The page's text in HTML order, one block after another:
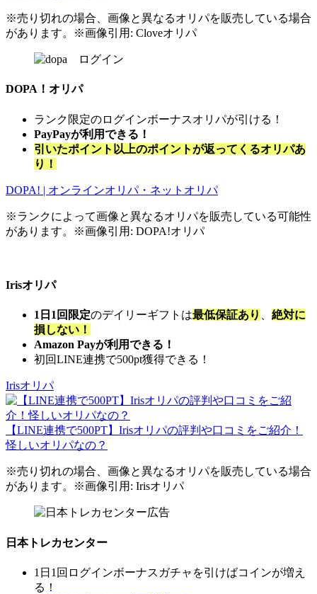
※売り切れの場合、画像と異なるオリパを販売している場合
があります。※画像引用: Cloveオリパ
DOPA！オリパ
ランク限定のログインボーナスオリパが引ける！
PayPayが利用できる！
引いたポイント以上のポイントが返ってくるオリパあ
り！
DOPA! | オンラインオリパ・ネットオリパ
※ランクによって画像と異なるオリパを販売している可能性
があります。※画像引用: DOPA!オリパ
Irisオリパ
1日1回限定のデイリーギフトは最低保証あり
絶対に
損しない！
Amazon Payが利用できる！
初回LINE連携で500pt獲得できる！
Irisオリパ
【LINE連携で500PT】Irisオリパの評判や口コミをご紹介！
怪しいオリパなの？
※売り切れの場合、画像と異なるオリパを販売している場合
があります。※画像引用: Irisオリパ
日本トレカセンター
1日1回ログインボーナスガチャを引けばコインが増え
る！